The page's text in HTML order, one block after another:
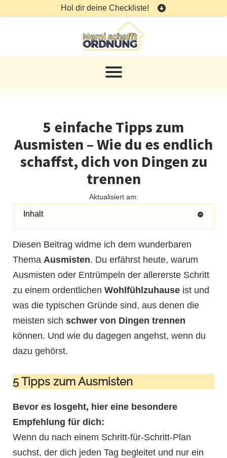
Hol dir deine Checkliste!
5 einfache Tipps zum
Ausmisten – Wie du es endlich
schaffst, dich von Dingen zu
trennen
Aktualisiert am:
Inhalt
Diesen Beitrag widme ich dem wunderbaren
Thema Ausmisten. Du erfährst heute, warum
Ausmisten oder Entrümpeln der allererste Schritt
zu einem ordentlichen Wohlfühlzuhause ist und
was die typischen Gründe sind, aus denen die
meisten sich schwer von Dingen trennen
können. Und wie du dagegen angehst, wenn du
dazu gehörst.
5 Tipps zum Ausmisten
Bevor es losgeht, hier eine besondere
Empfehlung für dich:
Wenn du nach einem Schritt-für-Schritt-Plan
suchst, der dich jeden Tag begleitet und nur ein